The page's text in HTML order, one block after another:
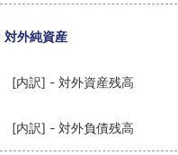
対外純資産
[内訳] - 対外資産残高
[内訳] - 対外負債残高